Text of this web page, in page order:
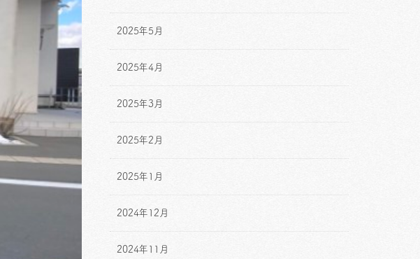
2025年5月
2025年4月
2025年3月
2025年2月
2025年1月
2024年12月
2024年11月